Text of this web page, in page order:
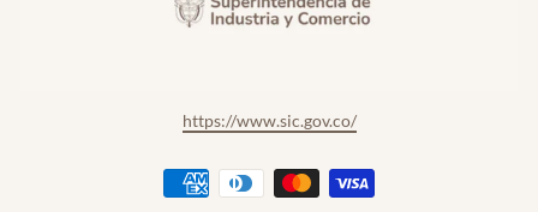
https://www.sic.gov.co/